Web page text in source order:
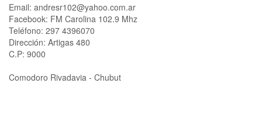
Email: andresr102@yahoo.com.ar
Facebook: FM Carolina 102.9 Mhz
Teléfono: 297 4396070
Dirección: Artigas 480
C.P: 9000
Comodoro Rivadavia - Chubut